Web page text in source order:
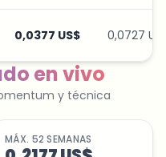
0,0377 US$ 0,0727
en vivo
y técnica
MÁX. 52 SEMANAS